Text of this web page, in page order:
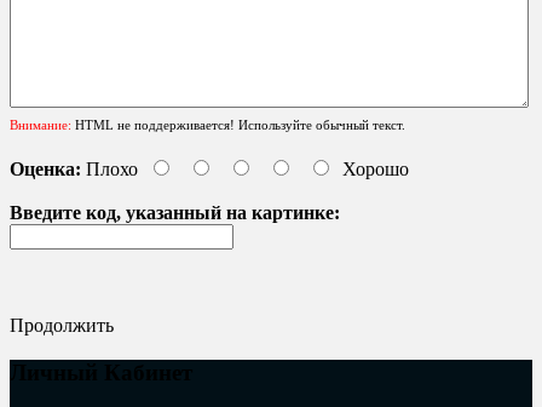
Внимание: HTML не поддерживается! Используйте обычный текст.
Оценка: Плохо Хорошо
Введите код, указанный на картинке:
Продолжить